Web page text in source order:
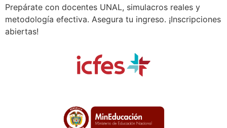
Prepárate con docentes UNAL, simulacros reales y
metodología efectiva. Asegura tu ingreso. ¡Inscripciones
abiertas!